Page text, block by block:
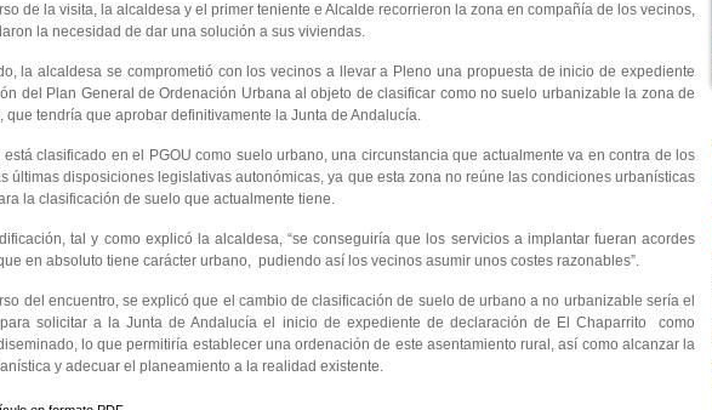
de la visita, la alcaldesa y el primer teniente e Alcalde recorrieron la zona en compañía de los vecinos,
la necesidad de dar una solución a sus viviendas.
la alcaldesa se comprometió con los vecinos a llevar a Pleno una propuesta de inicio de expediente
del Plan General de Ordenación Urbana al objeto de clasificar como no suelo urbanizable la zona de
que tendría que aprobar definitivamente la Junta de Andalucía.
está clasificado en el PGOU como suelo urbano, una circunstancia que actualmente va en contra de los
últimas disposiciones legislativas autonómicas, ya que esta zona no reúne las condiciones urbanísticas
la clasificación de suelo que actualmente tiene.
tal y como explicó la alcaldesa, “se conseguiría que los servicios a implantar fueran acordes
en absoluto tiene carácter urbano, pudiendo así los vecinos asumir unos costes razonables”.
del encuentro, se explicó que el cambio de clasificación de suelo de urbano a no urbanizable sería el
solicitar a la Junta de Andalucía el inicio de expediente de declaración de El Chaparrito como
lo que permitiría establecer una ordenación de este asentamiento rural, así como alcanzar la
y adecuar el planeamiento a la realidad existente.